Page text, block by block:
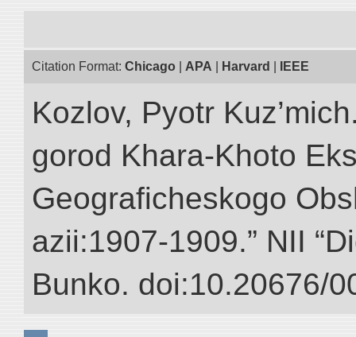
Citation Format: Chicago APA Harvard IEEE
Kozlov, Pyotr
gorod Khara-Khoto
Geograficheskogo
azii:1907-1909.” NII
Bunko. doi:10.20676/